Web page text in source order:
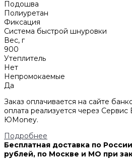
Подошва
Полиуретан
Фиксация
Система быстрой шнуровки
Вес, г
900
Утеплитель
Нет
Непромокаемые
Да
Заказ оплачивается на сайте
оплата реализуется через
ЮMoney.
Подробнее
Бесплатная доставка по
рублей, по Москве и МО при